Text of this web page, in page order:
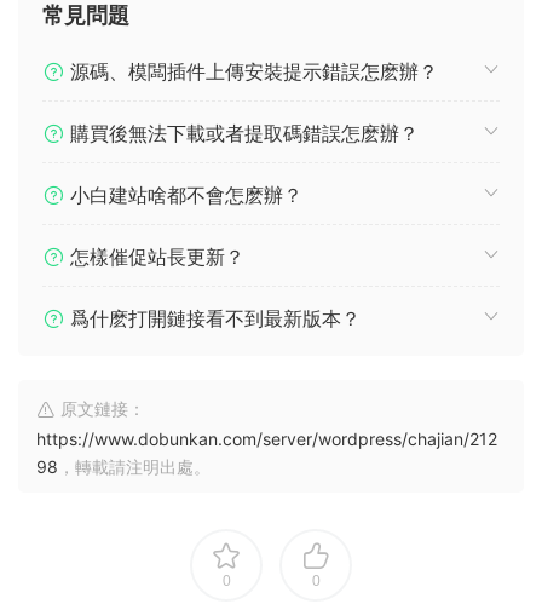
常見問題
源碼、模闆插件上傳安裝提示錯誤怎麽辦？
購買後無法下載或者提取碼錯誤怎麽辦？
小白建站啥都不會怎麽辦？
怎樣催促站長更新？
爲什麽打開鏈接看不到最新版本？
原文鏈接：
https://www.dobunkan.com/server/wordpress/chajian/212
98 ，轉載請注明出處。
0 0